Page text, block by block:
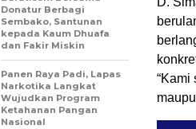
“Kami
Donatur Berbagi
Sembako, Santunan
kepada Kaum Dhuafa
dan Fakir Miskin
Panen Raya Padi, Lapas
Narkotika Langkat
Wujudkan Program
Ketahanan Pangan
Nasional